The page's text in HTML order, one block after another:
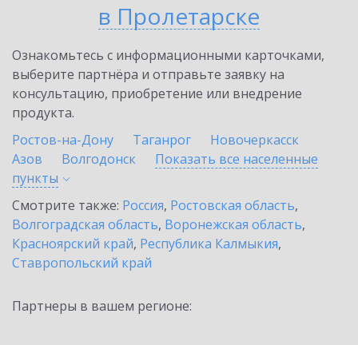
в Пролетарске
Ознакомьтесь с информационными карточками,
выберите партнёра и отправьте заявку на
консультацию, приобретение или внедрение
продукта.
Ростов-на-Дону
Таганрог
Новочеркасск
Азов
Волгодонск
Показать все населенные
пункты
Смотрите также: Россия, Ростовская область,
Волгоградская область, Воронежская область,
Красноярский край, Республика Калмыкия,
Ставропольский край
Партнеры в вашем регионе: